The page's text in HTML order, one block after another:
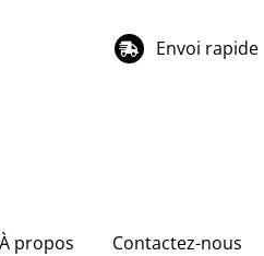
Envoi rapide
À propos Contactez-nous